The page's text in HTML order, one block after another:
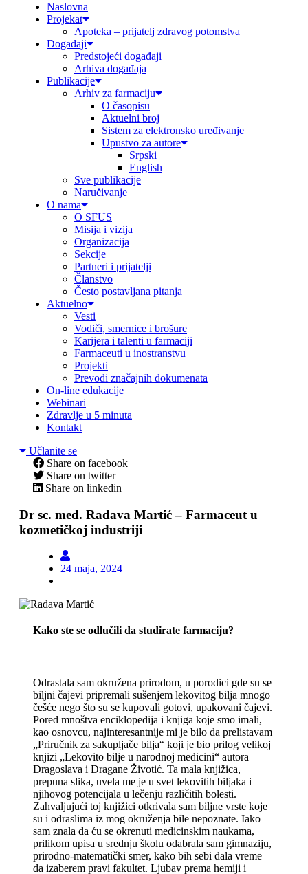
Naslovna
Projekat
Apoteka – prijatelj zdravog potomstva
Događaji
Predstojeći događaji
Arhiva događaja
Publikacije
Arhiv za farmaciju
O časopisu
Aktuelni broj
Sistem za elektronsko uređivanje
Upustvo za autore
Srpski
English
Sve publikacije
Naručivanje
O nama
O SFUS
Misija i vizija
Organizacija
Sekcije
Partneri i prijatelji
Članstvo
Često postavljana pitanja
Aktuelno
Vesti
Vodiči, smernice i brošure
Karijera i talenti u farmaciji
Farmaceuti u inostranstvu
Projekti
Prevodi značajnih dokumenata
On-line edukacije
Webinari
Zdravlje u 5 minuta
Kontakt
Učlanite se
Share on facebook
Share on twitter
Share on linkedin
Dr sc. med. Radava Martić – Farmaceut u
kozmetičkoj industriji
24 maja, 2024
Kako ste se odlučili da studirate farmaciju?
Odrastala sam okružena prirodom, u porodici gde su se
biljni čajevi pripremali sušenjem lekovitog bilja mnogo
češće nego što su se kupovali gotovi, upakovani čajevi.
Pored mnoštva enciklopedija i knjiga koje smo imali,
kao osnovcu, najinteresantnije mi je bilo da prelistavam
„Priručnik za sakupljače bilja“ koji je bio prilog velikoj
knjizi „Lekovito bilje u narodnoj medicini“ autora
Dragoslava i Dragane Životić. Ta mala knjižica,
prepuna slika, uvela me je u svet lekovitih biljaka i
njihovog potencijala u lečenju različitih bolesti.
Zahvaljujući toj knjižici otkrivala sam biljne vrste koje
su i odraslima iz mog okruženja bile nepoznate. Iako
sam znala da ću se okrenuti medicinskim naukama,
prilikom upisa u srednju školu odabrala sam gimnaziju,
prirodno-matematički smer, kako bih sebi dala vreme
da izaberem pravi fakultet. Ljubav prema hemiji i